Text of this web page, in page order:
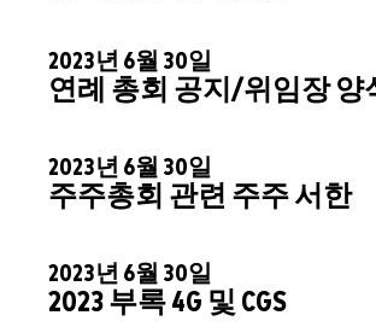
2023년 6월 30일
연례 총회 공지/위임장 양
2023년 6월 30일
주주총회 관련 주주 서한
2023년 6월 30일
2023 부록 4G 및 CGS